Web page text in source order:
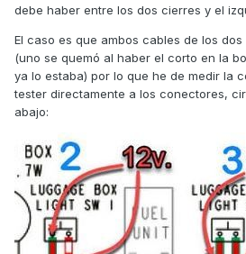
debe haber entre los dos cierres y el
El caso es que ambos cables de los
(uno se quemó al haber el corto en la
ya lo estaba) por lo que he de medir la
tester directamente a los conectores,
abajo: